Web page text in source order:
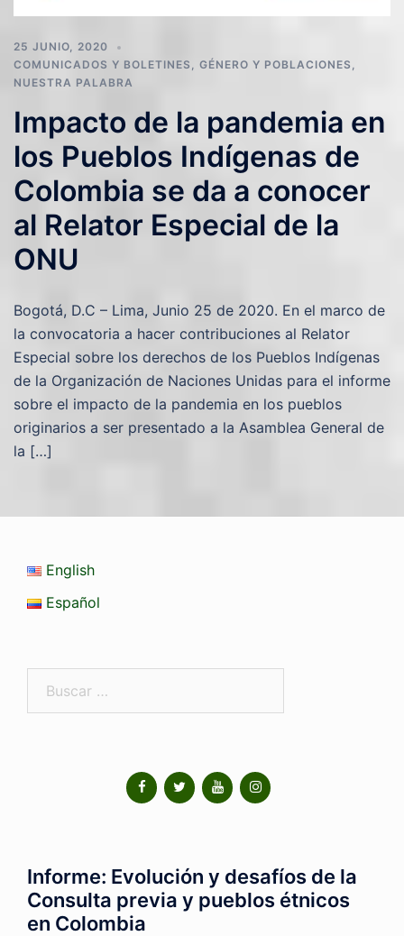
25 JUNIO, 2020
COMUNICADOS Y BOLETINES , GÉNERO Y POBLACIONES ,
NUESTRA PALABRA
Impacto de la pandemia en
los Pueblos Indígenas de
Colombia se da a conocer
al Relator Especial de la
ONU
Bogotá, D.C – Lima, Junio 25 de 2020. En el marco de
la convocatoria a hacer contribuciones al Relator
Especial sobre los derechos de los Pueblos Indígenas
de la Organización de Naciones Unidas para el informe
sobre el impacto de la pandemia en los pueblos
originarios a ser presentado a la Asamblea General de
la […]
English
Español
Informe: Evolución y desafíos de la
Consulta previa y pueblos étnicos
en Colombia